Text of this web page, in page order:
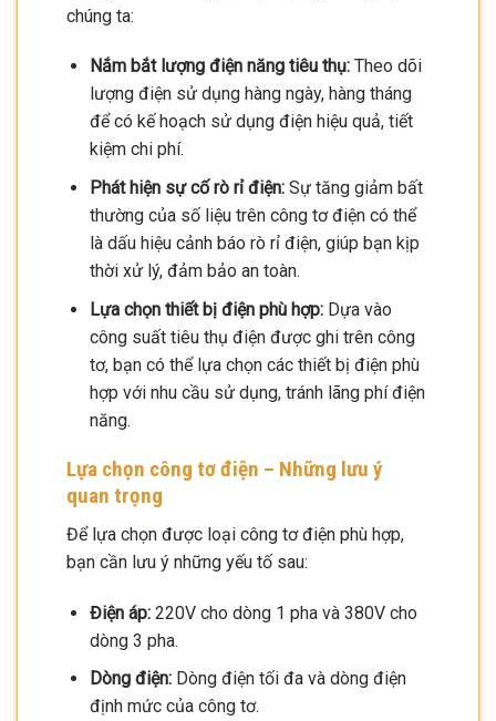
chúng ta:
Nắm bắt lượng điện năng tiêu thụ:Theo dõi
lượng điện sử dụng hàng ngày, hàng tháng
để có kế hoạch sử dụng điện hiệu quả, tiết
kiệm chi phí.
Phát hiện sự cố rò rỉ điện:Sự tăng giảm bất
thường của số liệu trên công tơ điện có thể
là dấu hiệu cảnh báo rò rỉ điện, giúp bạn kịp
thời xử lý, đảm bảo an toàn.
Lựa chọn thiết bị điện phù hợp:Dựa vào
công suất tiêu thụ điện được ghi trên công
tơ, bạn có thể lựa chọn các thiết bị điện phù
hợp với nhu cầu sử dụng, tránh lãng phí điện
năng.
Lựa chọn công tơ điện – Những lưu ý
quan trọng
Để lựa chọn được loại công tơ điện phù hợp,
bạn cần lưu ý những yếu tố sau:
Điện áp:220V cho dòng 1 pha và 380V cho
dòng 3 pha.
Dòng điện:Dòng điện tối đa và dòng điện
định mức của công tơ.